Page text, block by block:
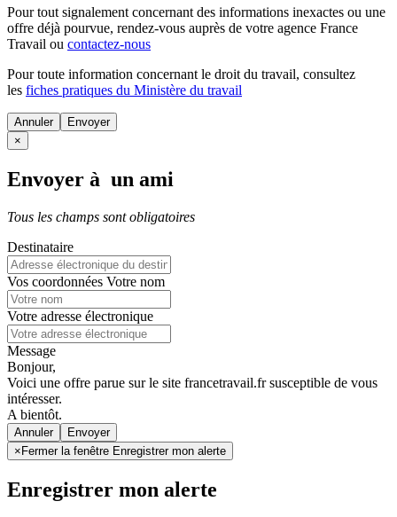
Pour tout signalement concernant des informations inexactes ou une
offre déjà pourvue, rendez-vous auprès de votre agence France
Travail ou contactez-nous
Pour toute information concernant le droit du travail, consultez
les fiches pratiques du Ministère du travail
Annuler
×
Envoyer à un ami
Tous les champs sont obligatoires
Destinataire
Vos coordonnées Votre nom
Votre adresse électronique
Message
Bonjour,
Voici une offre parue sur le site francetravail.fr susceptible de vous
intéresser.
A bientôt.
Annuler
× Fermer la fenêtre Enregistrer mon alerte
Enregistrer mon alerte